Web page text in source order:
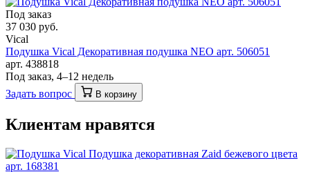
Под заказ
37 030 руб.
Vical
Подушка Vical Декоративная подушка NEO арт. 506051
арт. 438818
Под заказ, 4–12 недель
Задать вопрос
В корзину
Клиентам нравятся